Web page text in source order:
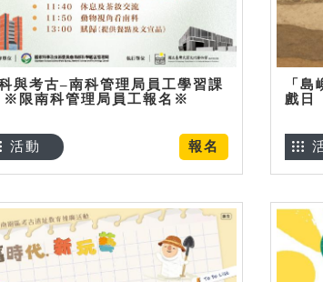
與考古–南科管理局員工學習課
※限南科管理局員工報名※
報名
活動
「
戲日